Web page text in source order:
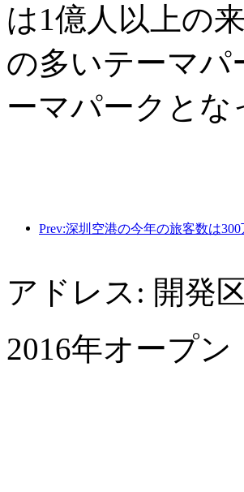
は1億人以上の
の多いテーマパ
ーマパークと
アドレス: 開発
2016年オープン